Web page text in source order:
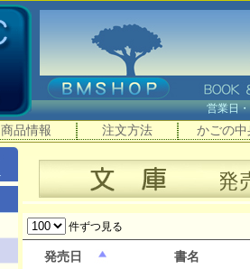
営業
商品情報 注文方法 かごの中
件ずつ見る
発売日 書名